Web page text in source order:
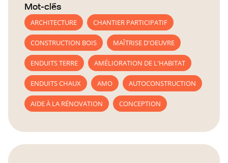
Mot-clés
ARCHITECTURE
CHANTIER PARTICIPATIF
CONSTRUCTION BOIS MAÎTRISE D'OEUVRE
ENDUITS TERRE AMÉLIORATION DE L'HABITAT
ENDUITS CHAUX AMO AUTOCONSTRUCTION
AIDE À LA RÉNOVATION CONCEPTION